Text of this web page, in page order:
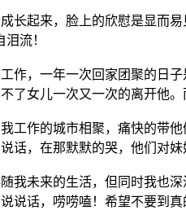
起来，脸上的欣慰是显而易
流！
，一年一次回家团聚的日子
了女儿一次又一次的离开他
作的城市相聚，痛快的带他
话，在那默默的哭，他们对
未来的生活，但同时我也深
说话，唠唠嗑！希望不要到